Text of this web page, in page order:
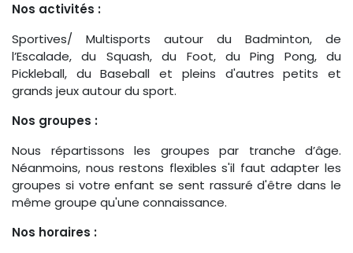
Nos activités :
Sportives/ Multisports autour du Badminton, de
l’Escalade, du Squash, du Foot, du Ping Pong, du
Pickleball, du Baseball et pleins d'autres petits et
grands jeux autour du sport.
Nos groupes :
Nous répartissons les groupes par tranche d’âge.
Néanmoins, nous restons flexibles s'il faut adapter les
groupes si votre enfant se sent rassuré d'être dans le
même groupe qu'une connaissance.
Nos horaires :